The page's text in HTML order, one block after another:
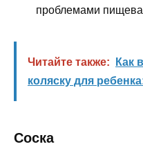
проблемами
Читайте также:
Как
коляску для
Соска